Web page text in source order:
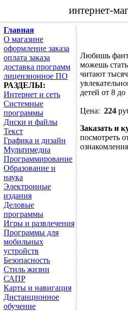
интернет-
Главная
О магазине
оформление заказа
оплата заказа
доставка программ
лицензионное ПО
РАЗДЕЛЫ:
Интернет и сеть
Системные
программы
Диски и файлы
Текст
Графика и дизайн
Мультимедиа
Программирование
Образование и
наука
Электронные
издания
Деловые
программы
Игры и развлечения
Программы для
мобильных
устройств
Безопасность
Стиль жизни
САПР
Карты и навигация
Дистанционное
обучение
Любишь
можешь
читают
детей от 8
Цена: 224
Заказать и
посмотреть
ознакомления